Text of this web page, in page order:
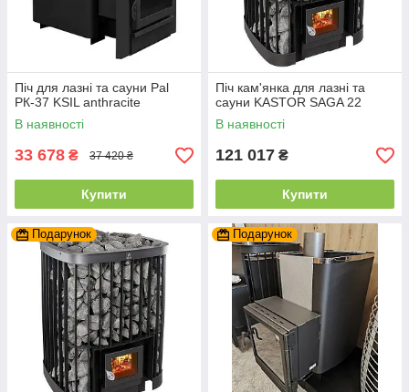
Піч для лазні та сауни Pal
PК-37 KSIL anthracite
В наявності
33 678 ₴ 37 420 ₴
Купити
Піч кам'янка для лазні та
сауни KASTOR SAGA 22
В наявності
121 017 ₴
Купити
Подарунок Подарунок